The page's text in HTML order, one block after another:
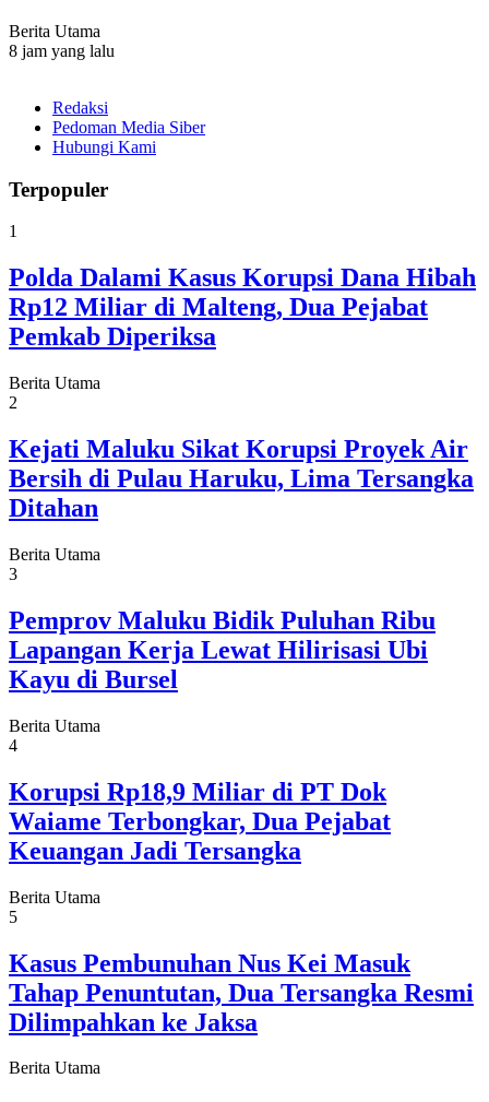
Berita Utama
8 jam yang lalu
Redaksi
Pedoman Media Siber
Hubungi Kami
Terpopuler
1
Polda Dalami Kasus Korupsi Dana Hibah
Rp12 Miliar di Malteng, Dua Pejabat
Pemkab Diperiksa
Berita Utama
2
Kejati Maluku Sikat Korupsi Proyek Air
Bersih di Pulau Haruku, Lima Tersangka
Ditahan
Berita Utama
3
Pemprov Maluku Bidik Puluhan Ribu
Lapangan Kerja Lewat Hilirisasi Ubi
Kayu di Bursel
Berita Utama
4
Korupsi Rp18,9 Miliar di PT Dok
Waiame Terbongkar, Dua Pejabat
Keuangan Jadi Tersangka
Berita Utama
5
Kasus Pembunuhan Nus Kei Masuk
Tahap Penuntutan, Dua Tersangka Resmi
Dilimpahkan ke Jaksa
Berita Utama